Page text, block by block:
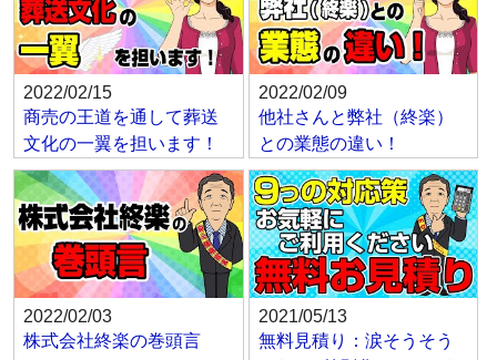
2022/02/15
商売の王道を通して葬送
文化の一翼を担います！
2022/02/09
他社さんと弊社（終楽）
との業態の違い！
2022/02/03
株式会社終楽の巻頭言
2021/05/13
無料見積り：涙そうそう